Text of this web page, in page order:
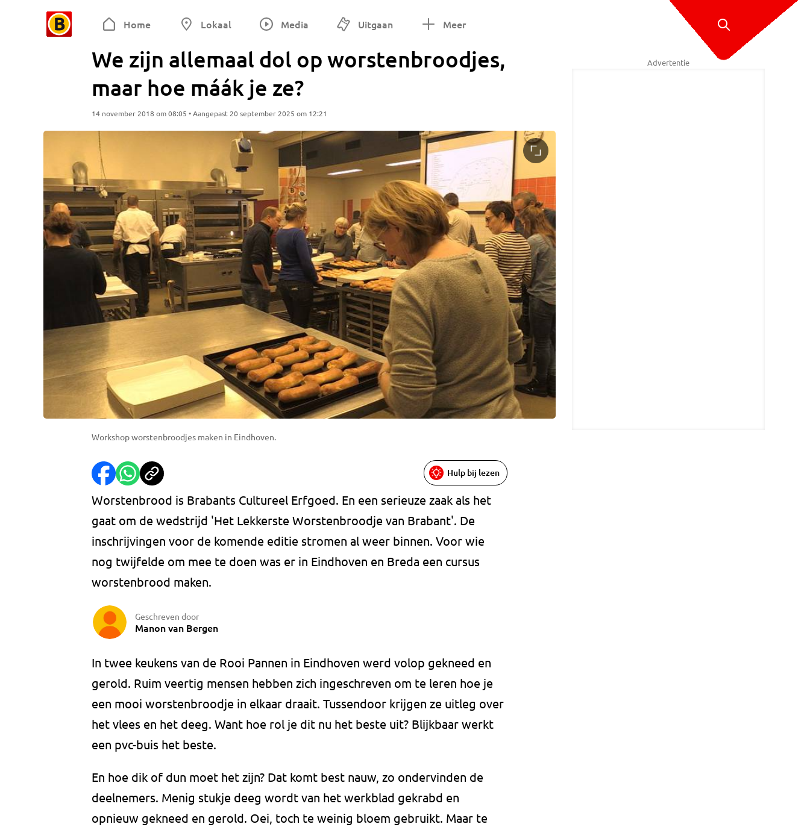
Home Lokaal Media Uitgaan Meer
We zijn allemaal dol op worstenbroodjes,
maar hoe máák je ze?
14 november 2018 om 08:05 • Aangepast 20 september 2025 om 12:21
Workshop worstenbroodjes maken in Eindhoven.
Hulp bij lezen
Worstenbrood is Brabants Cultureel Erfgoed. En een serieuze zaak als het
gaat om de wedstrijd 'Het Lekkerste Worstenbroodje van Brabant'. De
inschrijvingen voor de komende editie stromen al weer binnen. Voor wie
nog twijfelde om mee te doen was er in Eindhoven en Breda een cursus
worstenbrood maken.
Geschreven door
Manon van Bergen
In twee keukens van de Rooi Pannen in Eindhoven werd volop gekneed en
gerold. Ruim veertig mensen hebben zich ingeschreven om te leren hoe je
een mooi worstenbroodje in elkaar draait. Tussendoor krijgen ze uitleg over
het vlees en het deeg. Want hoe rol je dit nu het beste uit? Blijkbaar werkt
een pvc-buis het beste.
En hoe dik of dun moet het zijn? Dat komt best nauw, zo ondervinden de
deelnemers. Menig stukje deeg wordt van het werkblad gekrabd en
opnieuw gekneed en gerold. Oei, toch te weinig bloem gebruikt. Maar te
Advertentie